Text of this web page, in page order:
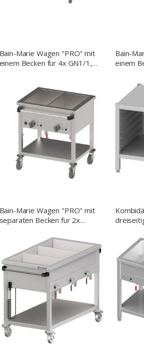
Bain-Marie Wagen "PRO" mit
einem Becken für 4x GN1/1,
Bain-
einem
mit
Bain-Marie Wagen "PRO" mit
separaten Becken für 2x
(BxTxH), mit Griff auf der
Längsseite
(BxTxH)